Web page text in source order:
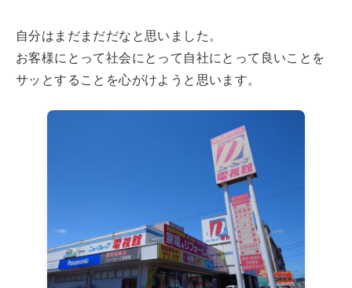
自分はまだまだだなと思いました。
お客様にとって社会にとって自社にとって良いことを
サッとすることを心がけようと思います。